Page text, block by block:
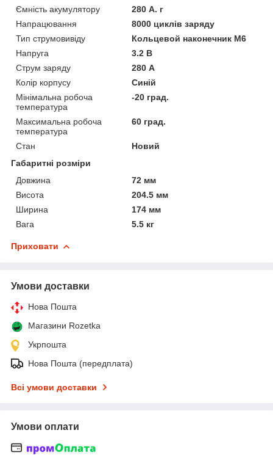
Ємність акумулятору
280 А. г
Напрацювання
8000 циклів заряду
Тип струмовивіду
Кольцевой наконечник М6
Напруга
3.2 В
Струм заряду
280 А
Колір корпусу
Синій
Мінімальна робоча
температура
-20 град.
Максимальна робоча
температура
60 град.
Стан
Новий
Габаритні розміри
Довжина
72 мм
Висота
204.5 мм
Ширина
174 мм
Вага
5.5 кг
Приховати
Умови доставки
Нова Пошта
Магазини Rozetka
Укрпошта
Нова Пошта (передплата)
Всі умови доставки
Умови оплати